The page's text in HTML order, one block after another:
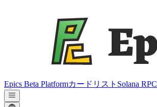
Epics Beta Platformカードリスト Solana RPC